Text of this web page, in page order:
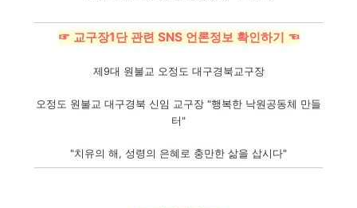
☞ 교구장1단 관련 SNS 언론정보 확인하기 ☜
제9대 원불교 오정도 대구경북교구장
오정도 원불교 대구경북 신임 교구장 "행복한 낙원공동체 만들
터"
"치유의 해, 성령의 은혜로 충만한 삶을 삽시다"